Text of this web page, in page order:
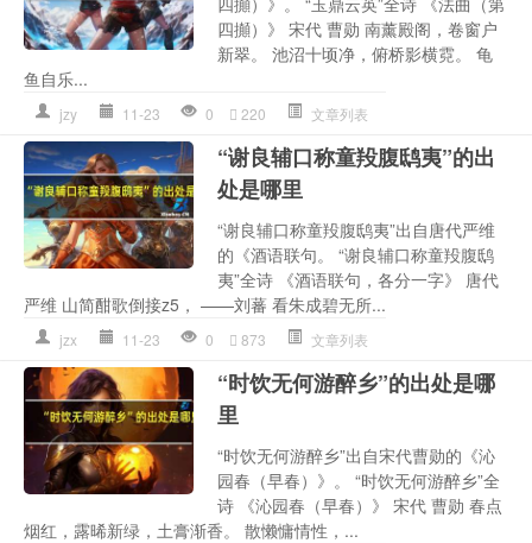
四攧）》 宋代 曹勋 南薰殿阁，卷窗户
新翠。 池沼十顷净，俯桥影横霓。 龟
鱼自乐...
jzy 11-23 0 220 文章列表
“谢良辅口称童羖腹鸱夷”的出
处是哪里
“谢良辅口称童羖腹鸱夷”出自唐代严维
的《酒语联句。 “谢良辅口称童羖腹鸱
夷”全诗 《酒语联句，各分一字》 唐代
严维 山简酣歌倒接z5， ——刘蕃 看朱成碧无所...
jzx 11-23 0 873 文章列表
“时饮无何游醉乡”的出处是哪
里
“时饮无何游醉乡”出自宋代曹勋的《沁
园春（早春）》。 “时饮无何游醉乡”全
诗 《沁园春（早春）》 宋代 曹勋 春点
烟红，露晞新绿，土膏渐香。 散懒慵情性，...